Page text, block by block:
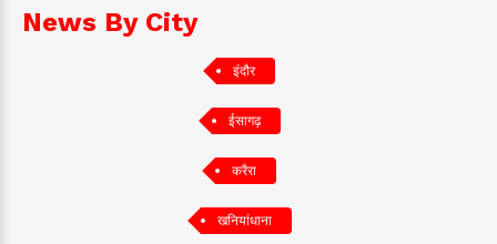
News By City
इंदौर
ईसागढ़
करैरा
खनियांधाना